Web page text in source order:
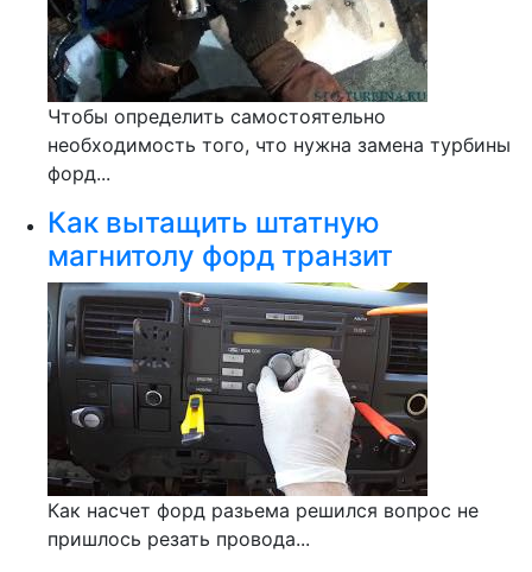
Чтобы определить самостоятельно
необходимость того, что нужна замена турбины
форд...
Как вытащить штатную
магнитолу форд транзит
Как насчет форд разьема решился вопрос не
пришлось резать провода...